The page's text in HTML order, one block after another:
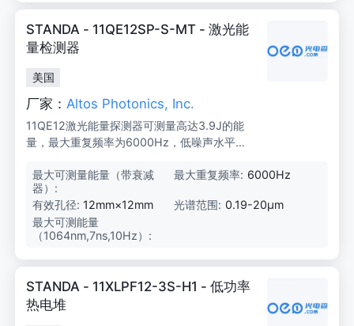
独）/
衰
减
器）
STANDA - 11QE12SP-S-MT - 激光能
量检测器
美国
厂家： Altos Photonics, Inc.
11QE12激光能量探测器可测量高达3.9J的能
量，最大重复频率为6000Hz，低噪声水平仅
最大可测量能量（带衰减
器）:
3.
J
最大重复频率: 6000Hz
有效孔径: 12mm×12mm 光谱范围: 0.19-20μm
最大可测能量
（1064nm,7ns,10Hz）:
独）/
STANDA - 11XLPF12-3S-H1 - 低功率
热电堆